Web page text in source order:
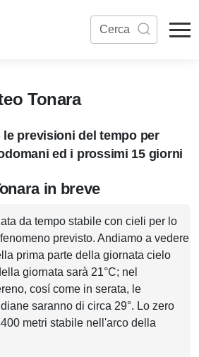
Tonara
le previsioni del tempo per
ed i prossimi 15 giorni
in breve
da tempo stabile con cieli per lo
previsto. Andiamo a vedere
prima parte della giornata cielo
giornata sarà 21°C; nel
cosí come in serata, le
saranno di circa 29°. Lo zero
metri stabile nell'arco della